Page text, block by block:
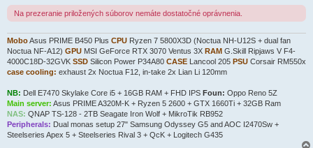
Na prezeranie priložených súborov nemáte dostatočné oprávnenia.
MoboAsus PRIME B450 Plus CPU Ryzen 7 5800X3D (Noctua NH-U12S + dual fan
Noctua NF-A12) GPU MSI GeForce RTX 3070 Ventus 3X RAM G.Skill Ripjaws V F4-
4000C18D-32GVK SSD Silicon Power P34A80 CASE Lancool 205 PSU Corsair RM550x
case cooling: exhaust 2x Noctua F12, in-take 2x Lian Li 120mm
NB: Dell E7470 Skylake Core i5 + 16GB RAM + FHD IPS Foun: Oppo Reno 5Z
Main server: Asus PRIME A320M-K + Ryzen 5 2600 + GTX 1660Ti + 32GB Ram
NAS: QNAP TS-128 - 2TB Seagate Iron Wolf + MikroTik RB952
Peripherals: Dual monas setup 27" Samsung Odyssey G5 and AOC I2470Sw +
Steelseries Apex 5 + Steelseries Rival 3 + QcK + Logitech G435